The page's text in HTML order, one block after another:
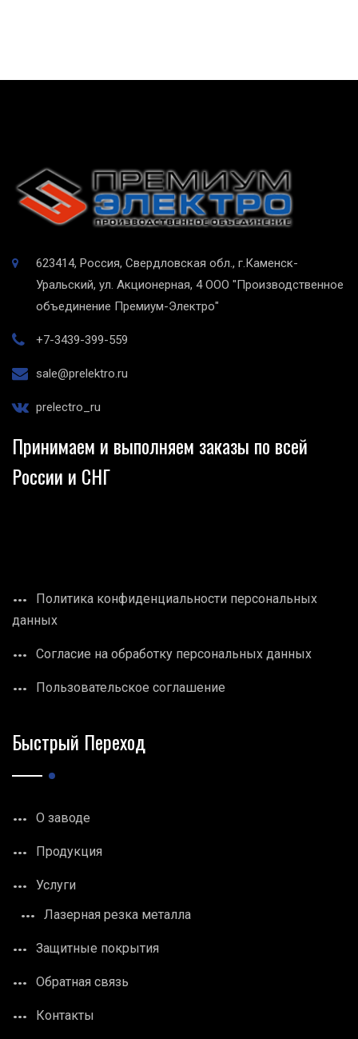
623414, Россия, Свердловская обл., г.Каменск-
Уральский, ул. Акционерная, 4 ООО "Производственное
объединение Премиум-Электро"
+7-3439-399-559
sale@prelektro.ru
prelectro_ru
Принимаем и выполняем заказы по всей
России и СНГ
Политика конфиденциальности персональных
данных
Согласие на обработку персональных данных
Пользовательское соглашение
Быстрый Переход
О заводе
Продукция
Услуги
Лазерная резка металла
Защитные покрытия
Обратная связь
Контакты